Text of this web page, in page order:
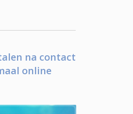
na contact
online